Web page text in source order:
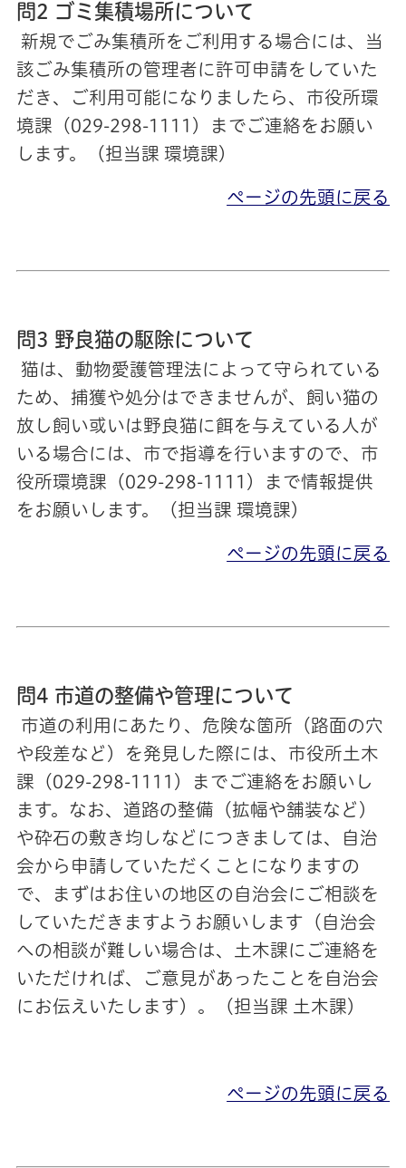
問2 ゴミ集積場所について
新規でごみ集積所をご利用する場合には、当
該ごみ集積所の管理者に許可申請をしていた
だき、ご利用可能になりましたら、市役所環
境課（029-298-1111）までご連絡をお願い
します。（担当課 環境課）
ページの先頭に戻る
問3 野良猫の駆除について
猫は、動物愛護管理法によって守られている
ため、捕獲や処分はできませんが、飼い猫の
放し飼い或いは野良猫に餌を与えている人が
いる場合には、市で指導を行いますので、市
役所環境課（029-298-1111）まで情報提供
をお願いします。（担当課 環境課）
ページの先頭に戻る
問4 市道の整備や管理について
市道の利用にあたり、危険な箇所（路面の穴
や段差など）を発見した際には、市役所土木
課（029-298-1111）までご連絡をお願いし
ます。なお、道路の整備（拡幅や舗装など）
や砕石の敷き均しなどにつきましては、自治
会から申請していただくことになりますの
で、まずはお住いの地区の自治会にご相談を
していただきますようお願いします（自治会
への相談が難しい場合は、土木課にご連絡を
いただければ、ご意見があったことを自治会
にお伝えいたします）。（担当課 土木課）
ページの先頭に戻る